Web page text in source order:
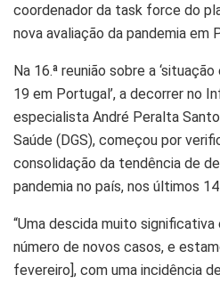
coordenador da task force do
nova avaliação da pandemia em
Na 16.ª reunião sobre a
19 em Portugal’, a decorrer no
especialista André Peralta
Saúde (DGS), começou por
consolidação da tendência de
pandemia no país, nos últimos
“Uma descida muito
número de novos casos, e
fevereiro], com uma incidência